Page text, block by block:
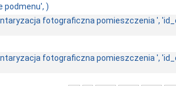
podmenu', )
fotograficzna pomieszczenia ',
fotograficzna pomieszczenia ',